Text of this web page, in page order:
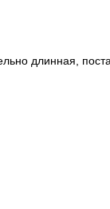
длинная,